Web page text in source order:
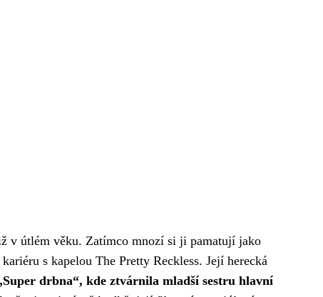
v útlém věku. Zatímco mnozí si ji pamatují jako
s kapelou The Pretty Reckless. Její herecká
drbna“, kde ztvárnila mladší sestru hlavní